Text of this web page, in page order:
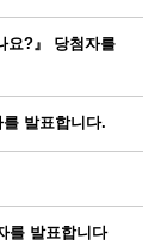
요?』 당첨자를
발표합니다.
를 발표합니다